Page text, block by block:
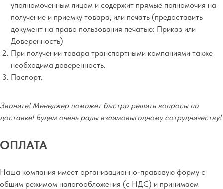
уполномоченным лицом и содержит прямые полномочия на
получение и приемку товара, или печать (предоставить
документ на право пользования печатью: Приказ или
Доверенность)
При получении товара транспортными компаниями также
необходима доверенность.
Паспорт.
Звоните! Менеджер поможет быстро решить вопросы по
доставке! Будем очень рады взаимовыгодному сотрудничеству!
ОПЛАТА
Наша компания имеет организационно-правовую форму с
общим режимом налогообложения (с НДС) и принимаем